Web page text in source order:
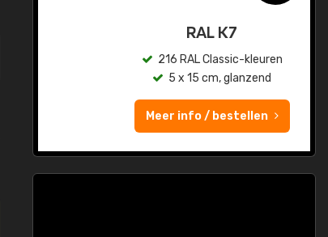
RAL K7
216 RAL Classic-kleuren
5 x 15 cm, glanzend
Meer info / bestellen